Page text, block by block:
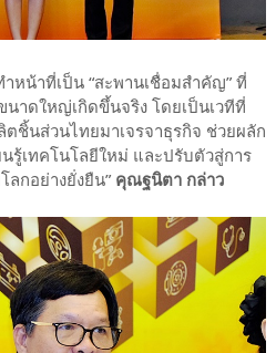
ำหน้าที่เป็น “สะพานเชื่อมสำคัญ” ที่
นาดใหญ่เกิดขึ้นจริง โดยเป็นเวทีที่
ชิ้นส่วนไทยมาเจรจาธุรกิจ ช่วยผลัก
รู้เทคโนโลยีใหม่ และปรับตัวสู่การ
กอย่างยั่งยืน” คุณฐนิตา กล่าว